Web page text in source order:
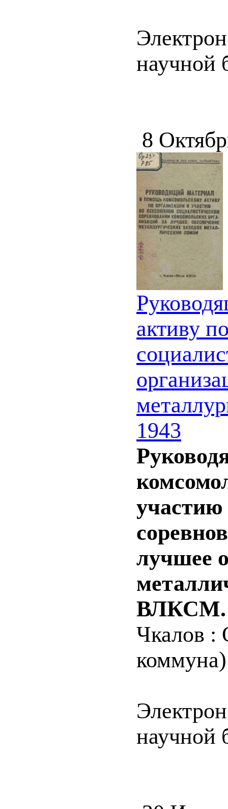
научной
8
активу
1943
участию
лучшее
ВЛКСМ.
Чкалов :
научной